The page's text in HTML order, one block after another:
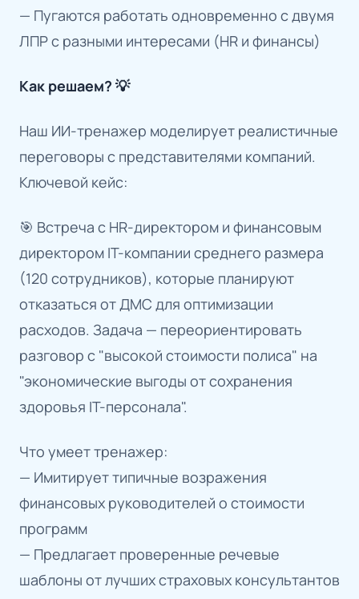
— Пугаются работать одновременно с двумя
ЛПР с разными интересами (HR и финансы)
Как решаем? 💡
Наш ИИ-тренажер моделирует реалистичные
переговоры с представителями компаний.
Ключевой кейс:
🎯 Встреча с HR-директором и финансовым
директором IT-компании среднего размера
(120 сотрудников), которые планируют
отказаться от ДМС для оптимизации
расходов. Задача — переориентировать
разговор с "высокой стоимости полиса" на
"экономические выгоды от сохранения
здоровья IT-персонала".
Что умеет тренажер:
— Имитирует типичные возражения
финансовых руководителей о стоимости
программ
— Предлагает проверенные речевые
шаблоны от лучших страховых консультантов